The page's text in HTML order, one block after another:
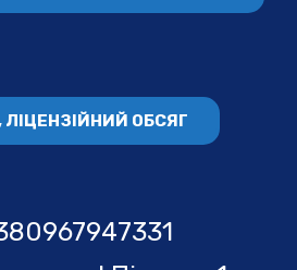
ЛІЦЕНЗІЙНИЙ ОБСЯГ